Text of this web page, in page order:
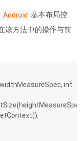
Android 基本布局控
该方法中的操作与前
getContext();